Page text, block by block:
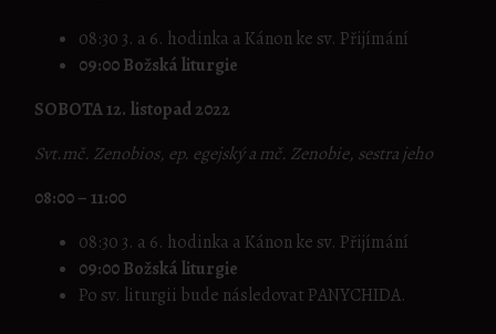
08:30 3. a 6. hodinka a Kánon ke sv. Přijímání
09:00 Božská liturgie
SOBOTA 12. listopad 2022
Svt.mč. Zenobios, ep. egejský a mč. Zenobie, sestra jeho
08:00 – 11:00
08:30 3. a 6. hodinka a Kánon ke sv. Přijímání
09:00 Božská liturgie
Po sv. liturgii bude následovat PANYCHIDA.